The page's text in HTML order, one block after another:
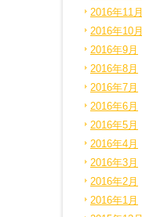
2016年11月
2016年10月
2016年9月
2016年8月
2016年7月
2016年6月
2016年5月
2016年4月
2016年3月
2016年2月
2016年1月